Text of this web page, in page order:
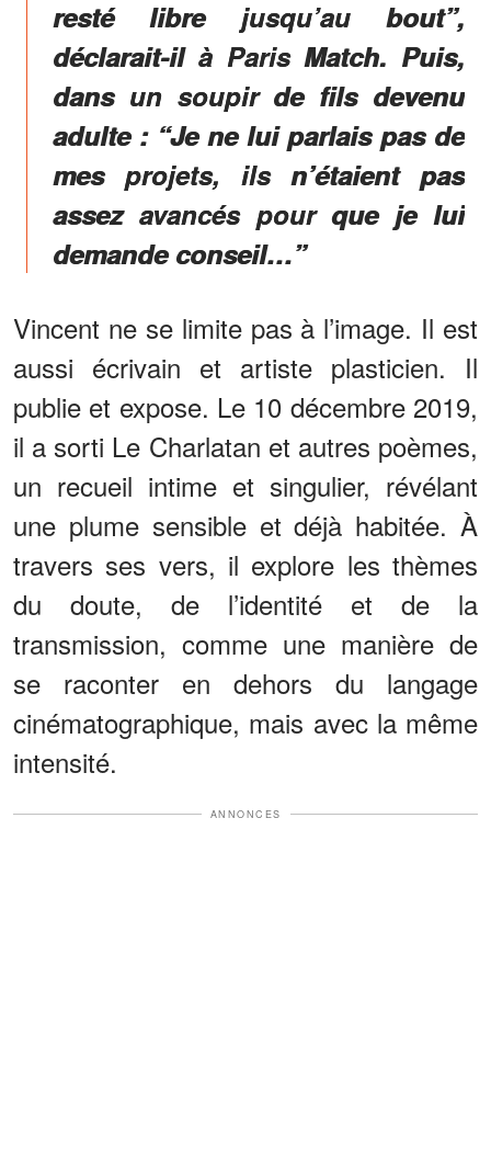
resté libre jusqu’au bout”,
déclarait-il à Paris Match. Puis,
dans un soupir de fils devenu
adulte : “Je ne lui parlais pas de
mes projets, ils n’étaient pas
assez avancés pour que je lui
demande conseil…”
Vincent ne se limite pas à l’image. Il est
aussi écrivain et artiste plasticien. Il
publie et expose. Le 10 décembre 2019,
il a sorti Le Charlatan et autres poèmes,
un recueil intime et singulier, révélant
une plume sensible et déjà habitée. À
travers ses vers, il explore les thèmes
du doute, de l’identité et de la
transmission, comme une manière de
se raconter en dehors du langage
cinématographique, mais avec la même
intensité.
ANNONCES